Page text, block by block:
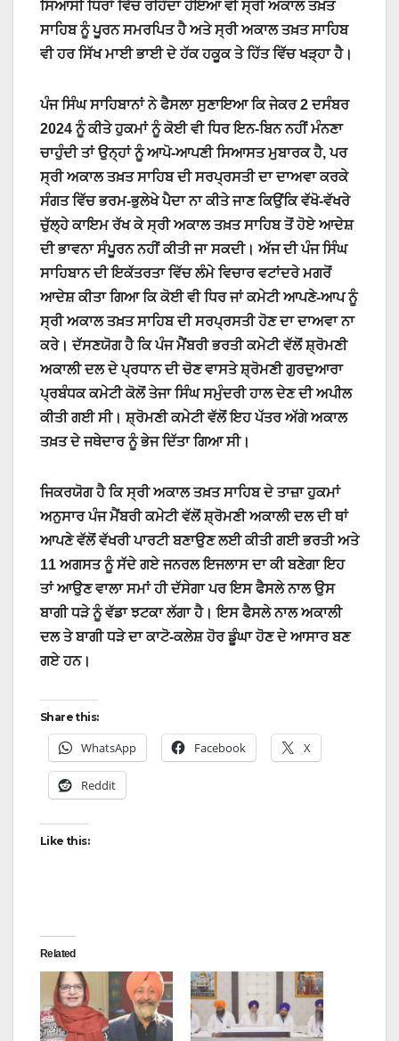
ਸਿਆਸੀ ਧਿਰਾਂ ਵਿੱਚ ਰਹਿੰਦਾ ਹੋਇਆ ਵੀ ਸ੍ਰੀ ਅਕਾਲ ਤਖ਼ਤ
ਸਾਹਿਬ ਨੂੰ ਪੂਰਨ ਸਮਰਪਿਤ ਹੈ ਅਤੇ ਸ੍ਰੀ ਅਕਾਲ ਤਖ਼ਤ ਸਾਹਿਬ
ਵੀ ਹਰ ਸਿੱਖ ਮਾਈ ਭਾਈ ਦੇ ਹੱਕ ਹਕੂਕ ਤੇ ਹਿੱਤ ਵਿੱਚ ਖੜ੍ਹਾ ਹੈ।
ਪੰਜ ਸਿੰਘ ਸਾਹਿਬਾਨਾਂ ਨੇ ਫੈਸਲਾ ਸੁਣਾਇਆ ਕਿ ਜੇਕਰ 2 ਦਸੰਬਰ
2024 ਨੂੰ ਕੀਤੇ ਹੁਕਮਾਂ ਨੂੰ ਕੋਈ ਵੀ ਧਿਰ ਇਨ-ਬਿਨ ਨਹੀਂ ਮੰਨਣਾ
ਚਾਹੁੰਦੀ ਤਾਂ ਉਨ੍ਹਾਂ ਨੂੰ ਆਪੋ-ਆਪਣੀ ਸਿਆਸਤ ਮੁਬਾਰਕ ਹੈ, ਪਰ
ਸ੍ਰੀ ਅਕਾਲ ਤਖ਼ਤ ਸਾਹਿਬ ਦੀ ਸਰਪ੍ਰਸਤੀ ਦਾ ਦਾਅਵਾ ਕਰਕੇ
ਸੰਗਤ ਵਿੱਚ ਭਰਮ-ਭੁਲੇਖੇ ਪੈਦਾ ਨਾ ਕੀਤੇ ਜਾਣ ਕਿਉਂਕਿ ਵੱਖੋ-ਵੱਖਰੇ
ਚੁੱਲ੍ਹੇ ਕਾਇਮ ਰੱਖ ਕੇ ਸ੍ਰੀ ਅਕਾਲ ਤਖ਼ਤ ਸਾਹਿਬ ਤੋਂ ਹੋਏ ਆਦੇਸ਼
ਦੀ ਭਾਵਨਾ ਸੰਪੂਰਨ ਨਹੀਂ ਕੀਤੀ ਜਾ ਸਕਦੀ। ਅੱਜ ਦੀ ਪੰਜ ਸਿੰਘ
ਸਾਹਿਬਾਨ ਦੀ ਇਕੱਤਰਤਾ ਵਿੱਚ ਲੰਮੇ ਵਿਚਾਰ ਵਟਾਂਦਰੇ ਮਗਰੋਂ
ਆਦੇਸ਼ ਕੀਤਾ ਗਿਆ ਕਿ ਕੋਈ ਵੀ ਧਿਰ ਜਾਂ ਕਮੇਟੀ ਆਪਣੇ-ਆਪ ਨੂੰ
ਸ੍ਰੀ ਅਕਾਲ ਤਖ਼ਤ ਸਾਹਿਬ ਦੀ ਸਰਪ੍ਰਸਤੀ ਹੋਣ ਦਾ ਦਾਅਵਾ ਨਾ
ਕਰੇ। ਦੱਸਣਯੋਗ ਹੈ ਕਿ ਪੰਜ ਮੈਂਬਰੀ ਭਰਤੀ ਕਮੇਟੀ ਵੱਲੋਂ ਸ਼੍ਰੋਮਣੀ
ਅਕਾਲੀ ਦਲ ਦੇ ਪ੍ਰਧਾਨ ਦੀ ਚੋਣ ਵਾਸਤੇ ਸ਼੍ਰੋਮਣੀ ਗੁਰਦੁਆਰਾ
ਪ੍ਰਬੰਧਕ ਕਮੇਟੀ ਕੋਲੋਂ ਤੇਜਾ ਸਿੰਘ ਸਮੁੰਦਰੀ ਹਾਲ ਦੇਣ ਦੀ ਅਪੀਲ
ਕੀਤੀ ਗਈ ਸੀ। ਸ਼੍ਰੋਮਣੀ ਕਮੇਟੀ ਵੱਲੋਂ ਇਹ ਪੱਤਰ ਅੱਗੇ ਅਕਾਲ
ਤਖ਼ਤ ਦੇ ਜਥੇਦਾਰ ਨੂੰ ਭੇਜ ਦਿੱਤਾ ਗਿਆ ਸੀ।
ਜਿਕਰਯੋਗ ਹੈ ਕਿ ਸ੍ਰੀ ਅਕਾਲ ਤਖ਼ਤ ਸਾਹਿਬ ਦੇ ਤਾਜ਼ਾ ਹੁਕਮਾਂ
ਅਨੁਸਾਰ ਪੰਜ ਮੈਂਬਰੀ ਕਮੇਟੀ ਵੱਲੋਂ ਸ਼੍ਰੋਮਣੀ ਅਕਾਲੀ ਦਲ ਦੀ ਥਾਂ
ਆਪਣੇ ਵੱਲੋਂ ਵੱਖਰੀ ਪਾਰਟੀ ਬਣਾਉਣ ਲਈ ਕੀਤੀ ਗਈ ਭਰਤੀ ਅਤੇ
11 ਅਗਸਤ ਨੂੰ ਸੱਦੇ ਗਏ ਜਨਰਲ ਇਜਲਾਸ ਦਾ ਕੀ ਬਣੇਗਾ ਇਹ
ਤਾਂ ਆਉਣ ਵਾਲਾ ਸਮਾਂ ਹੀ ਦੱਸੇਗਾ ਪਰ ਇਸ ਫੈਸਲੇ ਨਾਲ ਉਸ
ਬਾਗੀ ਧੜੇ ਨੂੰ ਵੱਡਾ ਝਟਕਾ ਲੱਗਾ ਹੈ। ਇਸ ਫੈਸਲੇ ਨਾਲ ਅਕਾਲੀ
ਦਲ ਤੇ ਬਾਗੀ ਧੜੇ ਦਾ ਕਾਟੋ-ਕਲੇਸ਼ ਹੋਰ ਡੂੰਘਾ ਹੋਣ ਦੇ ਆਸਾਰ ਬਣ
ਗਏ ਹਨ।
Share this:
WhatsApp Facebook X
Reddit
Like this:
Related